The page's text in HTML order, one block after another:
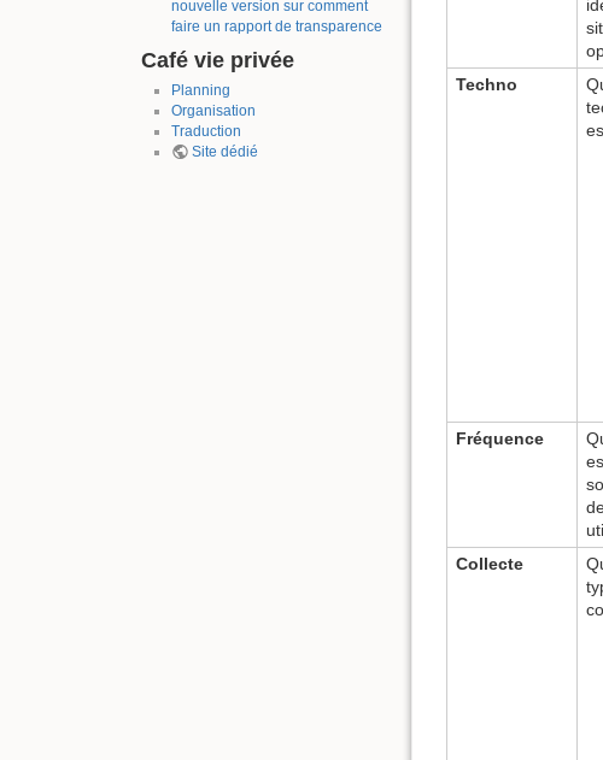
nouvelle version sur comment
faire un rapport de transparence
Café vie privée
Planning
Organisation
Traduction
Site dédié
Techno
Fréquence
Collecte